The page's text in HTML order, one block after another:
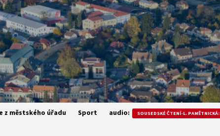
z městského úřadu Sport audio: SOUSEDSKÉ ČTENÍ-L.